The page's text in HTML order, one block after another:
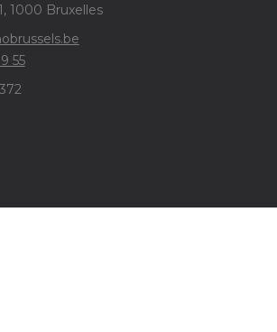
1000 Bruxelles
55